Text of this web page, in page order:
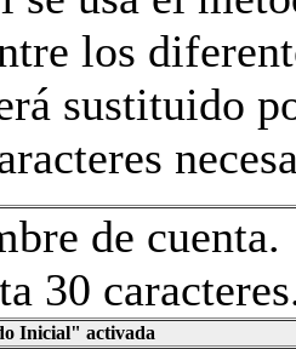
los
sustituido
de cuenta.
30
Inicial" activada